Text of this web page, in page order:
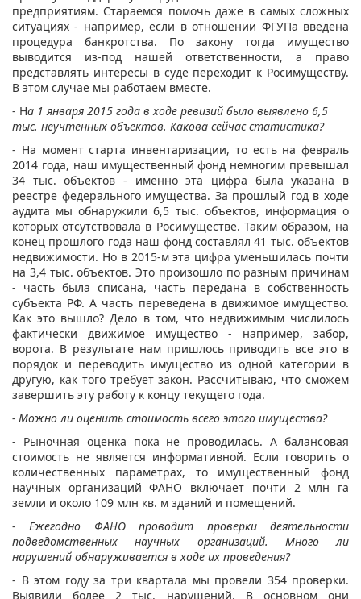
предприятиям. Стараемся помочь даже в самых сложных
ситуациях - например, если в отношении ФГУПа введена
процедура банкротства. По закону тогда имущество
выводится из-под нашей ответственности, а право
представлять интересы в суде переходит к Росимуществу.
В этом случае мы работаем вместе.
- На 1 января 2015 года в ходе ревизий было выявлено 6,5
тыс. неучтенных объектов. Какова сейчас статистика?
- На момент старта инвентаризации, то есть на февраль
2014 года, наш имущественный фонд немногим превышал
34 тыс. объектов - именно эта цифра была указана в
реестре федерального имущества. За прошлый год в ходе
аудита мы обнаружили 6,5 тыс. объектов, информация о
которых отсутствовала в Росимуществе. Таким образом, на
конец прошлого года наш фонд составлял 41 тыс. объектов
недвижимости. Но в 2015-м эта цифра уменьшилась почти
на 3,4 тыс. объектов. Это произошло по разным причинам
- часть была списана, часть передана в собственность
субъекта РФ. А часть переведена в движимое имущество.
Как это вышло? Дело в том, что недвижимым числилось
фактически движимое имущество - например, забор,
ворота. В результате нам пришлось приводить все это в
порядок и переводить имущество из одной категории в
другую, как того требует закон. Рассчитываю, что сможем
завершить эту работу к концу текущего года.
- Можно ли оценить стоимость всего этого имущества?
- Рыночная оценка пока не проводилась. А балансовая
стоимость не является информативной. Если говорить о
количественных параметрах, то имущественный фонд
научных организаций ФАНО включает почти 2 млн га
земли и около 109 млн кв. м зданий и помещений.
-Ежегодно ФАНО проводит проверки деятельности
подведомственных научных организаций. Много ли
нарушений обнаруживается в ходе их проведения?
- В этом году за три квартала мы провели 354 проверки.
Выявили более 2 тыс. нарушений. В основном они